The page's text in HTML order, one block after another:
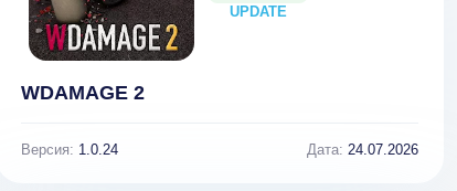
UPDATE
NEW
WDAMAGE 2
Версия: 1.0.24 Дата: 24.07.2026